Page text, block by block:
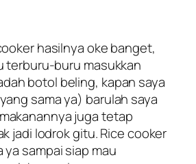
hasilnya oke banget,
terburu-buru masukkan
botol beling, kapan saya
sama ya) barulah saya
juga tetap
jadi lodrok gitu. Rice cooker
sampai siap mau